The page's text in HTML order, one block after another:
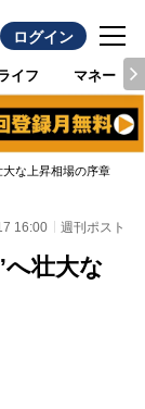
ログイン
イフ マネー
な上昇相場の序章
16:00 週刊ポスト
壮大な